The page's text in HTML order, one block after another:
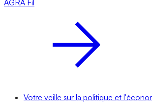
AGRA Fil
Votre veille sur la politique et